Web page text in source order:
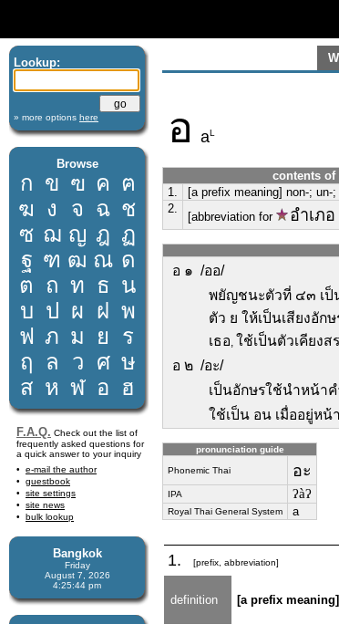
Lookup:
» more options here
Browse
ก ข ฃ ค ฅ
ฆ ง จ ฉ ช
ซ ฌ ญ ฎ ฏ
ฐ ฑ ฒ ณ ด
ต ถ ท ธ น
บ ป ผ ฝ พ
ฟ ภ ม ย
ร
ฤ
ล ว ศ ษ
ส ห ฬ อ ฮ
F.A.Q. Check out the list of
frequently asked questions for
a quick answer to your inquiry
e-mail the author
guestbook
site settings
site news
bulk lookup
Bangkok
Friday
August 7, 2026
4:25:44 pm
อ aL
contents of
1.
[a prefix meaning] non-; un-
2.
[abbreviation for อำเภอ
อ ๑ /ออ/
พยัญชนะตัวที่ ๔๓ เป็
ตัว ย ให้เป็นเสียงอัก
เธอ, ใช้เป็นตัวเคียงส
อ ๒ /อะ/
เป็นอักษรใช้นำหน้า
ใช้เป็น อน เมื่ออยู่ห
pronunciation guide
Phonemic Thai อะ
IPA ʔàʔ
Royal Thai General System a
1. [prefix, abbreviation]
definition [a prefix